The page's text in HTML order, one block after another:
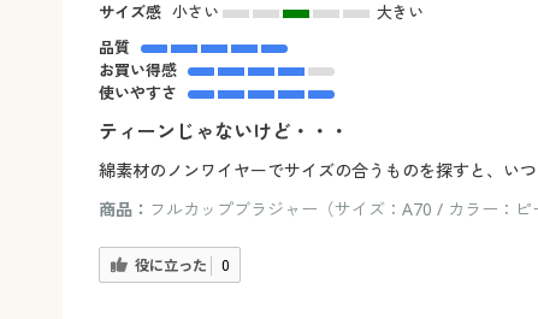
サイズ感 小さい
大きい
品質
お買い得感
使いやすさ
ティーンじゃないけど・・・
綿素材のノンワイヤーでサイズの合うものを探すと、い
商品： フルカップブラジャー（サイズ：A70 / カラー：ピ
役に立った 0